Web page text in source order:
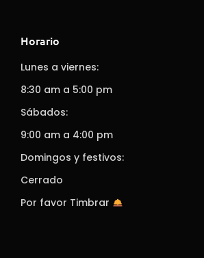
Horario
Lunes a viernes:
8:30 am a 5:00 pm
Sábados:
9:00 am a 4:00 pm
Domingos y festivos:
Cerrado
Por favor Timbrar